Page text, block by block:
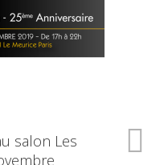
salon Les